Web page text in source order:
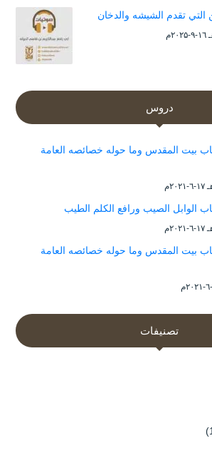
تقدم الشيشه والدخان
دروس
بيت المقدس وما حوله خصائصه العامة
الوابل الصيب ورافع الكلم الطيب
بيت المقدس وما حوله خصائصه العامة
تصنيفات